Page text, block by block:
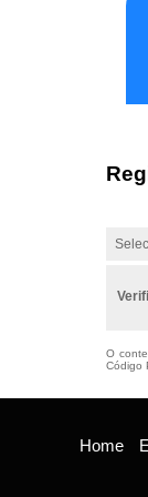
O
Código
Home